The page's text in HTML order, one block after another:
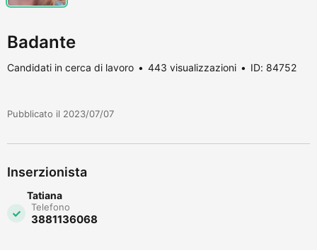
Badante
Candidati in cerca di lavoro 443 visualizzazioni ID: 84752
Pubblicato il 2023/07/07
Inserzionista
Tatiana
Telefono
3881136068